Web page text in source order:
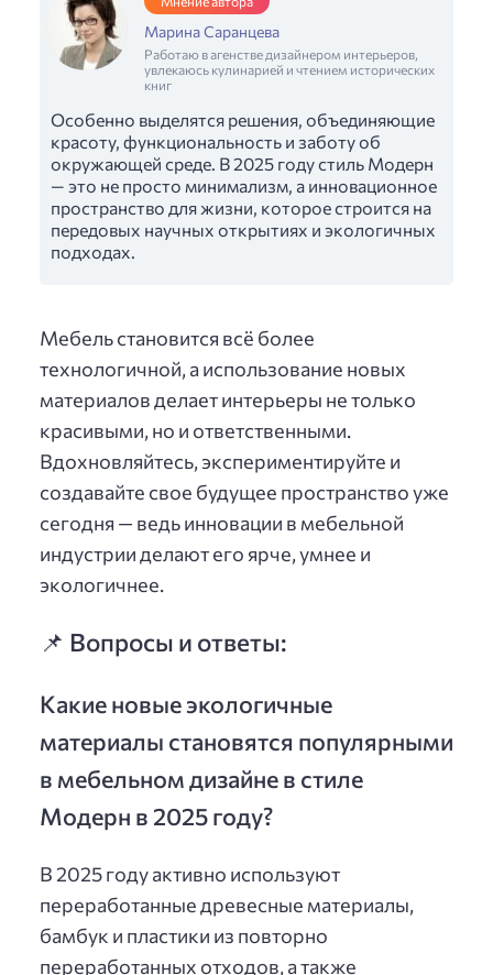
Марина Саранцева
Работаю в агенстве дизайнером интерьеров,
увлекаюсь кулинарией и чтением исторических
книг
Особенно выделятся решения, объединяющие
красоту, функциональность и заботу об
окружающей среде. В 2025 году стиль Модерн
— это не просто минимализм, а инновационное
пространство для жизни, которое строится на
передовых научных открытиях и экологичных
подходах.
Мебель становится всё более
технологичной, а использование новых
материалов делает интерьеры не только
красивыми, но и ответственными.
Вдохновляйтесь, экспериментируйте и
создавайте свое будущее пространство уже
сегодня — ведь инновации в мебельной
индустрии делают его ярче, умнее и
экологичнее.
📌 Вопросы и ответы:
Какие новые экологичные
материалы становятся популярными
в мебельном дизайне в стиле
Модерн в 2025 году?
В 2025 году активно используют
переработанные древесные материалы,
бамбук и пластики из повторно
переработанных отходов, а также